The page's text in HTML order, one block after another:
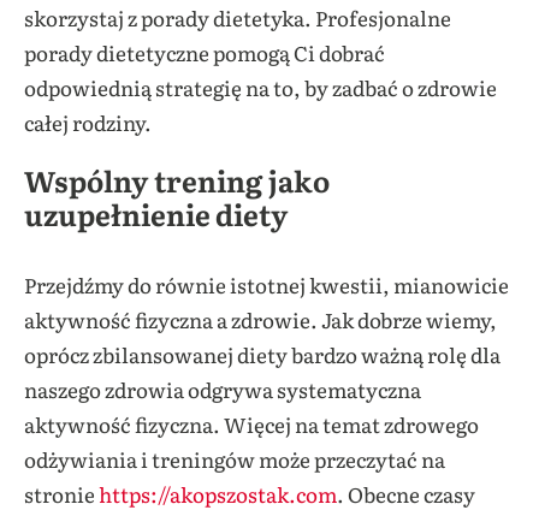
skorzystaj z porady dietetyka. Profesjonalne
porady dietetyczne pomogą Ci dobrać
odpowiednią strategię na to, by zadbać o zdrowie
całej rodziny.
Wspólny trening jako
uzupełnienie diety
Przejdźmy do równie istotnej kwestii, mianowicie
aktywność fizyczna a zdrowie. Jak dobrze wiemy,
oprócz zbilansowanej diety bardzo ważną rolę dla
naszego zdrowia odgrywa systematyczna
aktywność fizyczna. Więcej na temat zdrowego
odżywiania i treningów może przeczytać na
stroniehttps://akopszostak.com. Obecne czasy